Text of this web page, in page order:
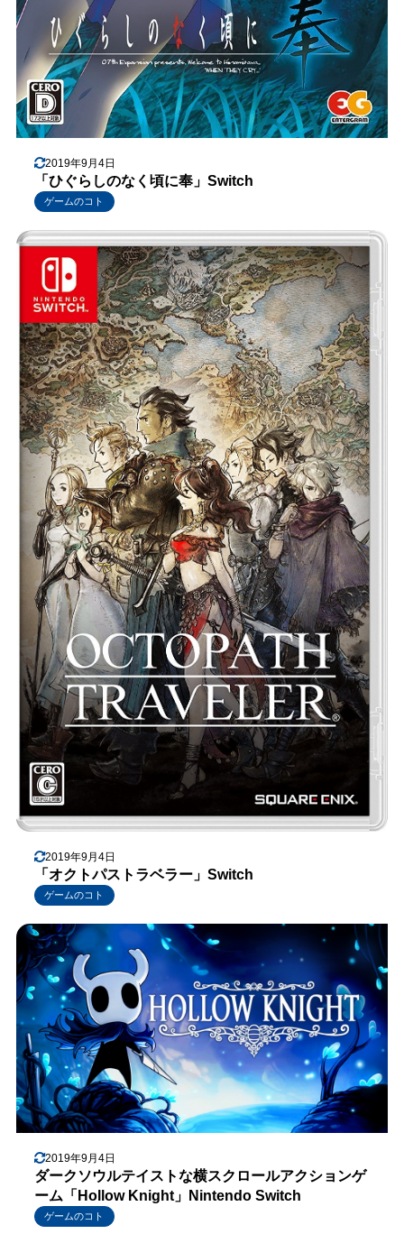
2019年9月4日
「ひぐらしのなく頃に奉」Switch
ゲームのコト
2019年9月4日
「オクトパストラベラー」Switch
ゲームのコト
2019年9月4日
ダークソウルテイストな横スクロールアクションゲ
ーム「Hollow Knight」Nintendo Switch
ゲームのコト